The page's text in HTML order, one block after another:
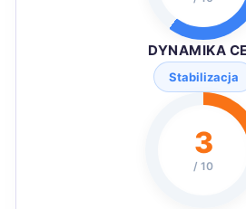
DYNAMIKA
Stabilizacja
3
/ 10